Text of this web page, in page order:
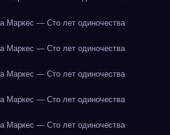
Маркес — Сто лет одиночества
Маркес — Сто лет одиночества
Маркес — Сто лет одиночества
Маркес — Сто лет одиночества
Маркес — Сто лет одиночества